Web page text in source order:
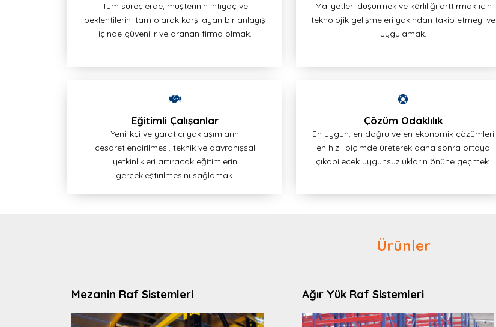
Tüm süreçlerde, müşterinin ihtiyaç ve
beklentilerini tam olarak karşılayan bir anlayış
içinde güvenilir ve aranan firma olmak.
Maliyetleri düşürmek ve kârlılığı arttırmak için
teknolojik gelişmeleri yakından takip etmeyi ve
uygulamak.
Eğitimli Çalışanlar
Yenilikçi ve yaratıcı yaklaşımların
cesaretlendirilmesi, teknik ve davranışsal
yetkinlikleri artıracak eğitimlerin
gerçekleştirilmesini sağlamak.
Çözüm Odaklılık
En uygun, en doğru ve en ekonomik çözümleri
en hızlı biçimde üreterek daha sonra ortaya
çıkabilecek uygunsuzlukların önüne geçmek.
Ürünler
Mezanin Raf Sistemleri Ağır Yük Raf Sistemleri